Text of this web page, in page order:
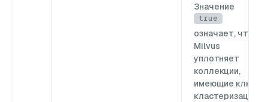
Значение
true
означает, что
Milvus
уплотняет
коллекции,
имеющие ключ
кластеризации,